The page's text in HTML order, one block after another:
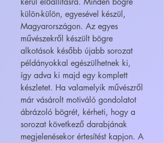
külön-külön, egyesével készül,
Magyarországon. Az egyes
művészekről készült bögre
alkotások később újabb sorozat
példányokkal egészülhetnek ki,
így adva ki majd egy komplett
készletet. Ha valamelyik művészről
már vásárolt motiváló gondolatot
ábrázoló bögrét, kérheti, hogy a
sorozat következő darabjának
megjelenésekor értesítést kapjon. A